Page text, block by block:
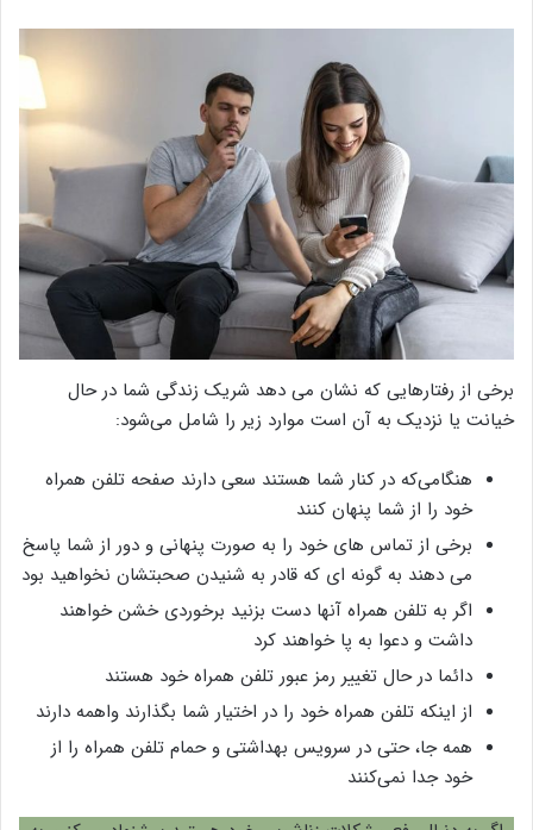
برخی از رفتارهایی که نشان می دهد شریک زندگی شما در حال
خیانت یا نزدیک به آن است موارد زیر را شامل می‌شود:
هنگامی‌که در کنار شما هستند سعی دارند صفحه تلفن همراه
خود را از شما پنهان کنند
برخی از تماس های خود را به صورت پنهانی و دور از شما پاسخ
می دهند به گونه ای که قادر به شنیدن صحبتشان نخواهید بود
اگر به تلفن همراه آنها دست بزنید برخوردی خشن خواهند
داشت و دعوا به پا خواهند کرد
دائما در حال تغییر رمز عبور تلفن همراه خود هستند
از اینکه تلفن همراه خود را در اختیار شما بگذارند واهمه دارند
همه جا، حتی در سرویس بهداشتی و حمام تلفن همراه را از
خود جدا نمی‌کنند